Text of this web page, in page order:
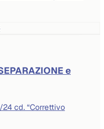
e
24 cd. “Correttivo